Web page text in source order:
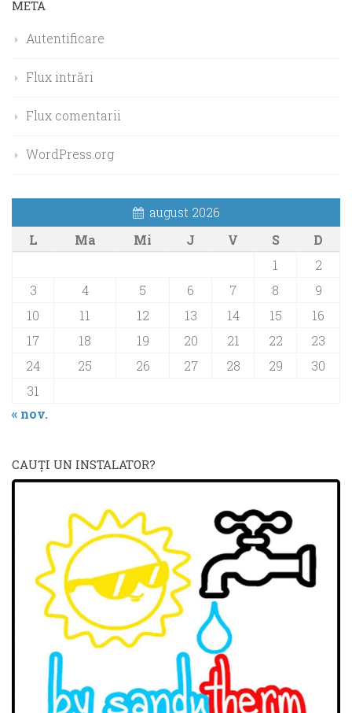
META
Autentificare
Flux intrări
Flux comentarii
WordPress.org
august 2026
L
Ma Mi J V S
D
1
2
3
4 5 6 7 8
9
10
11 12 13 14 15
16
17
18 19 20 21 22
23
24
25 26 27 28 29
30
31
« nov.
CAUŢI UN INSTALATOR?